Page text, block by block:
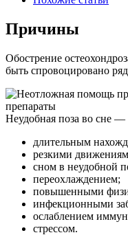
Причины
Обострение
быть спровоцировано
Неудобная поза во сне
длительным
резкими
сном в неудобной
переохлаждением;
повышенными
инфекционными
ослаблением
стрессом.